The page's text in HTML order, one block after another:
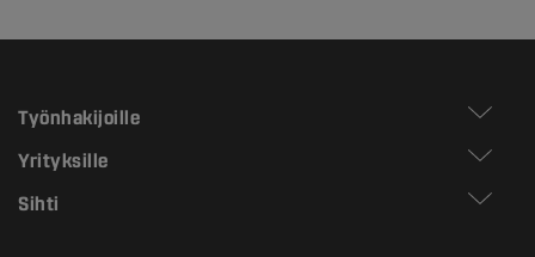
Työnhakijoille
Yrityksille
Sihti